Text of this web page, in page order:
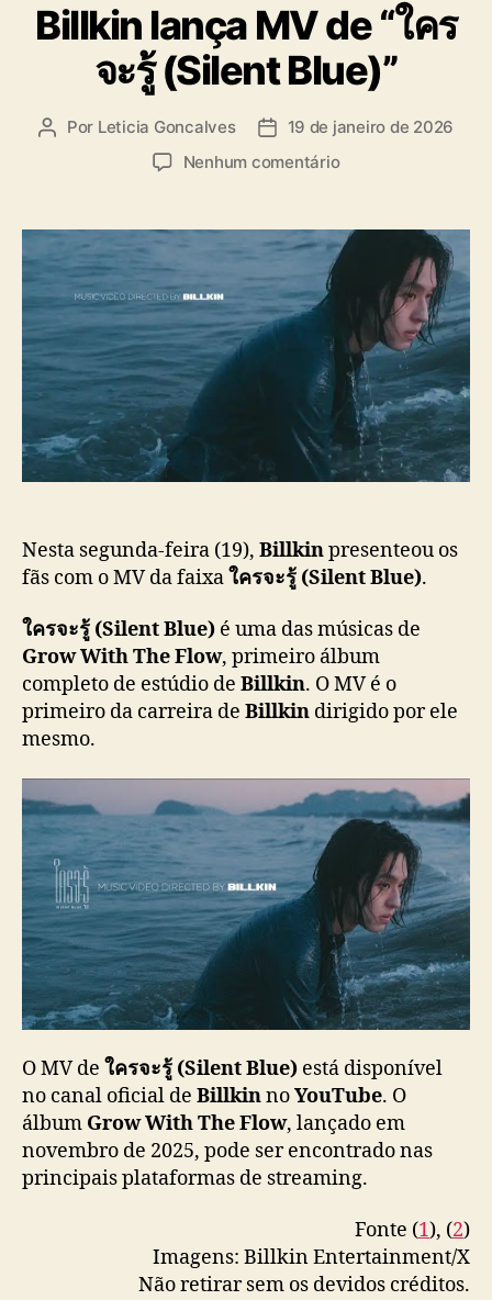
e
g
o
a
Billkin lança MV de “ใคร
จะรู้ (Silent Blue)”
A
r
p
s
t
Por Leticia Goncalves
D
d
e
p
b
19 de janeiro de 2026
Nenhum comentárioe
i
l
ç
a
d
e
ใ
ค
ร
จ
ะ
S
i
B
l
u
e
)
Nesta segunda-feira (19), Billkinpresenteou os
fãs com o MV da faixaใครจะรู้ (Silent Blue).
ใครจะรู้ (Silent Blue) é uma das músicas de
Grow With The Flow, primeiro álbum
completo de estúdio de Billkin. O MV é o
primeiro da carreira de Billkin dirigido por ele
mesmo.
O MV de ใครจะรู้ (Silent Blue) está disponível
no canal oficial de BillkinnoYouTube. O
álbum Grow With The Flow, lançado em
novembro de 2025, pode ser encontrado nas
principais plataformas de streaming.
Fonte (1), (2)
Imagens: Billkin Entertainment/X
Não retirar sem os devidos créditos.